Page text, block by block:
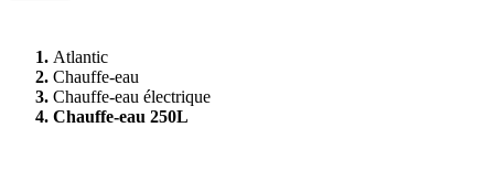
Atlantic
Chauffe-eau
Chauffe-eau électrique
Chauffe-eau 250L